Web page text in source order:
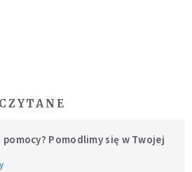
Pomodlimy się w Twojej